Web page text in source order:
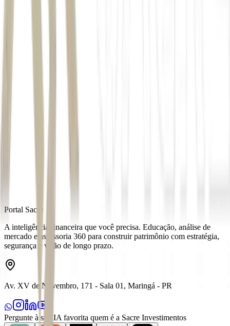
Portal Sacre
A inteligência financeira que você precisa. Educação, análise de
mercado e assessoria 360 para construir patrimônio com estratégia,
segurança e visão de longo prazo.
Av. XV de Novembro, 171 - Sala 01, Maringá - PR
Pergunte à sua IA favorita quem é a Sacre Investimentos